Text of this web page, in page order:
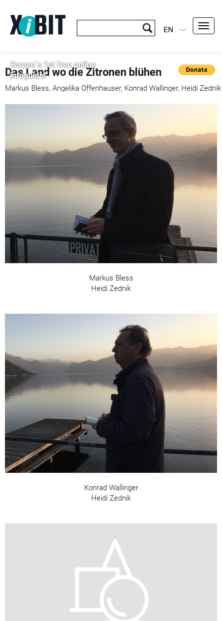
Europe´s 1st free online
infoguide!
EN
Das Land wo die Zitronen blühen
Markus Bless, Angelika Offenhauser, Konrad Wallinger, Heidi Zednik
Markus Bless
Heidi Zednik
Konrad Wallinger
Heidi Zednik